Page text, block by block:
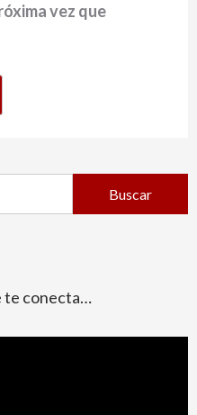
vez que
te conecta…